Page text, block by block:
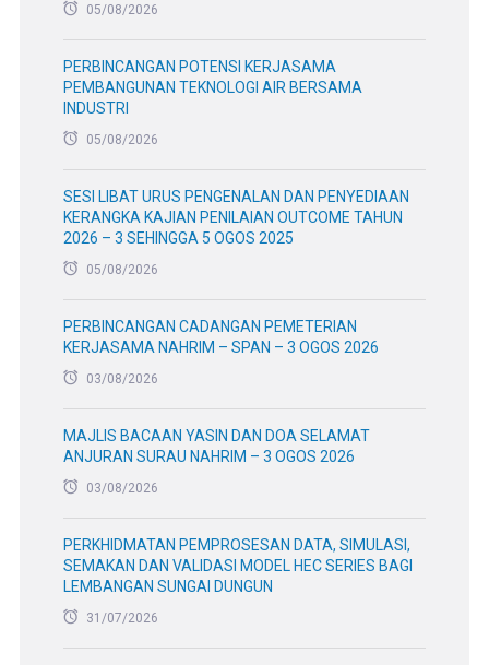
05/08/2026
PERBINCANGAN POTENSI KERJASAMA
PEMBANGUNAN TEKNOLOGI AIR BERSAMA
INDUSTRI
05/08/2026
SESI LIBAT URUS PENGENALAN DAN PENYEDIAAN
KERANGKA KAJIAN PENILAIAN OUTCOME TAHUN
2026 – 3 SEHINGGA 5 OGOS 2025
05/08/2026
PERBINCANGAN CADANGAN PEMETERIAN
KERJASAMA NAHRIM – SPAN – 3 OGOS 2026
03/08/2026
MAJLIS BACAAN YASIN DAN DOA SELAMAT
ANJURAN SURAU NAHRIM – 3 OGOS 2026
03/08/2026
PERKHIDMATAN PEMPROSESAN DATA, SIMULASI,
SEMAKAN DAN VALIDASI MODEL HEC SERIES BAGI
LEMBANGAN SUNGAI DUNGUN
31/07/2026